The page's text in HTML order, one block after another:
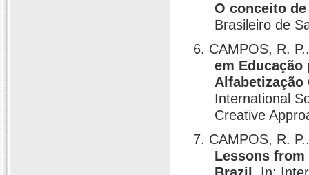
O conceito
Brasileiro de
6. CAMPOS, R.
em
Alfabetização
International
Creative
7. CAMPOS, R.
Lessons